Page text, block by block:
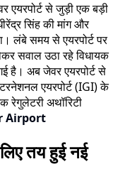
एयरपोर्ट से जुड़ी एक बड़ी
सिंह की मांग और
लंबे समय से एयरपोर्ट पर
सवाल उठा रहे विधायक
है। अब जेवर एयरपोर्ट से
एयरपोर्ट (IGI) के
रेगुलेटरी अथॉरिटी
Airport
तय हुई नई